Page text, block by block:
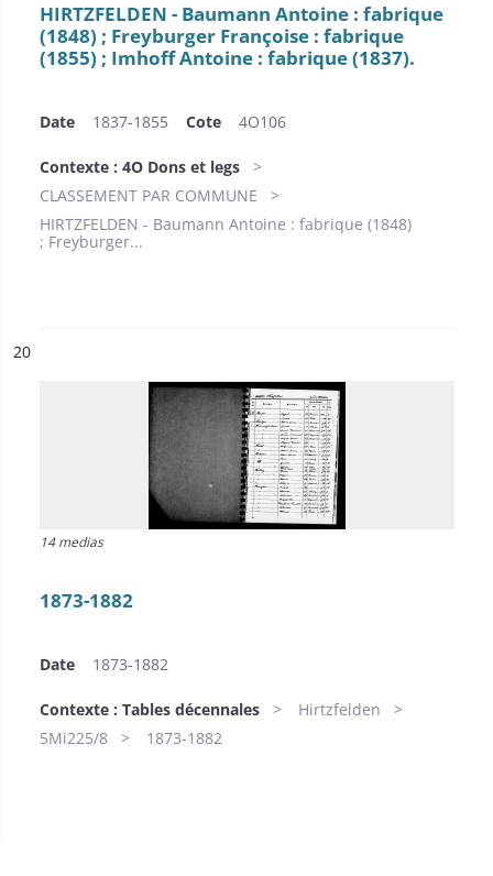
HIRTZFELDEN - Baumann Antoine : fabrique
(1848) ; Freyburger Françoise : fabrique
(1855) ; Imhoff Antoine : fabrique (1837).
Date 1837-1855 Cote 4O106
Contexte : 4O Dons et legs
CLASSEMENT PAR COMMUNE
HIRTZFELDEN - Baumann Antoine : fabrique (1848)
; Freyburger...
n°
20
14 medias
1873-1882
Date 1873-1882
Contexte : Tables décennales
Hirtzfelden
5Mi225/8
1873-1882